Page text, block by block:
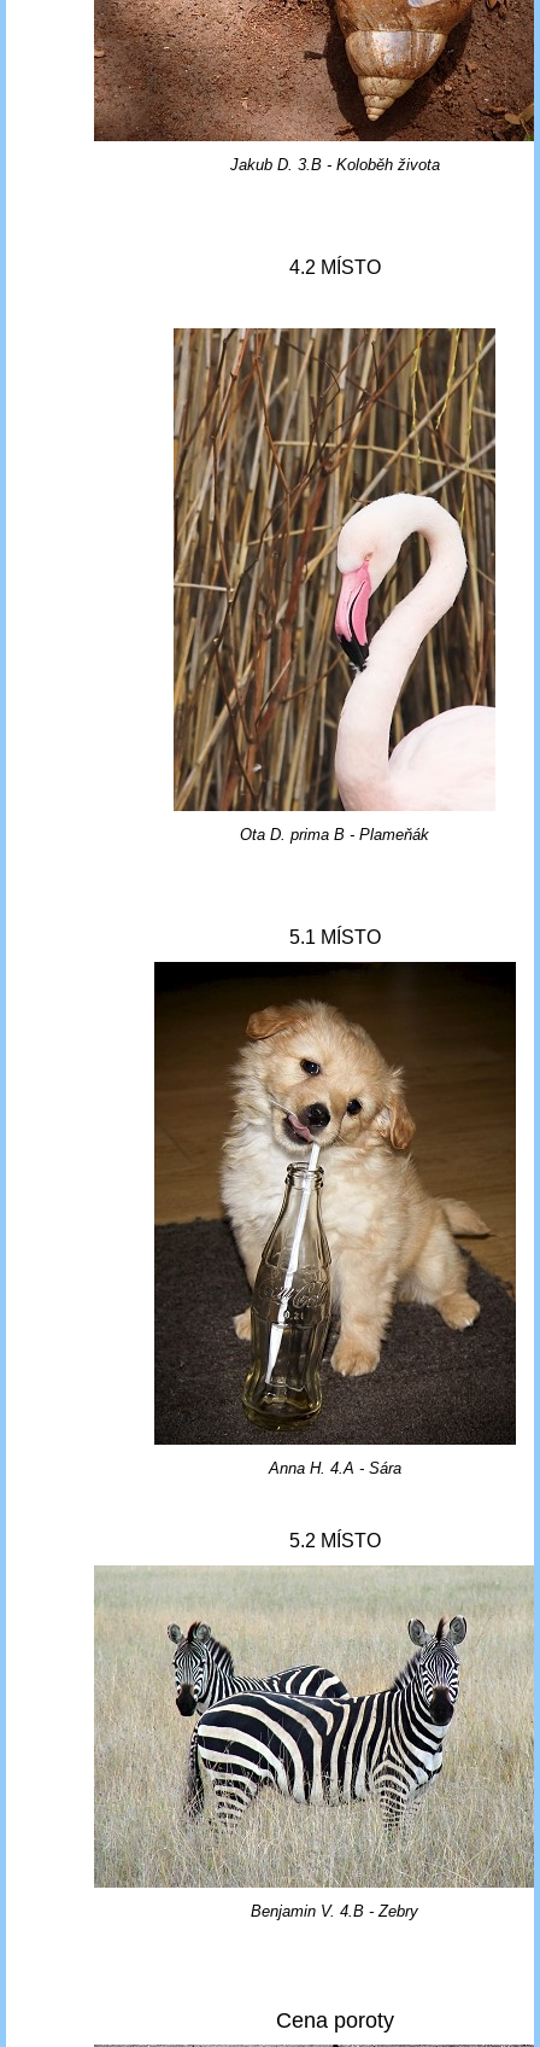
Jakub D. 3.B - Koloběh života
4.2 MÍSTO
Ota D. prima B - Plameňák
5.1 MÍSTO
Anna H. 4.A - Sára
5.2 MÍSTO
Benjamin V. 4.B - Zebry
Cena poroty